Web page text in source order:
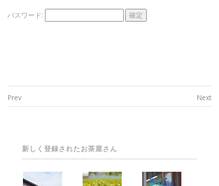
パスワード:
Prev Next
新しく登録されたお茶屋さん